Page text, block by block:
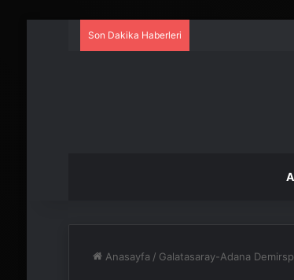
Son Dakika Haberleri
Anasayfa / Galatasaray-Adana